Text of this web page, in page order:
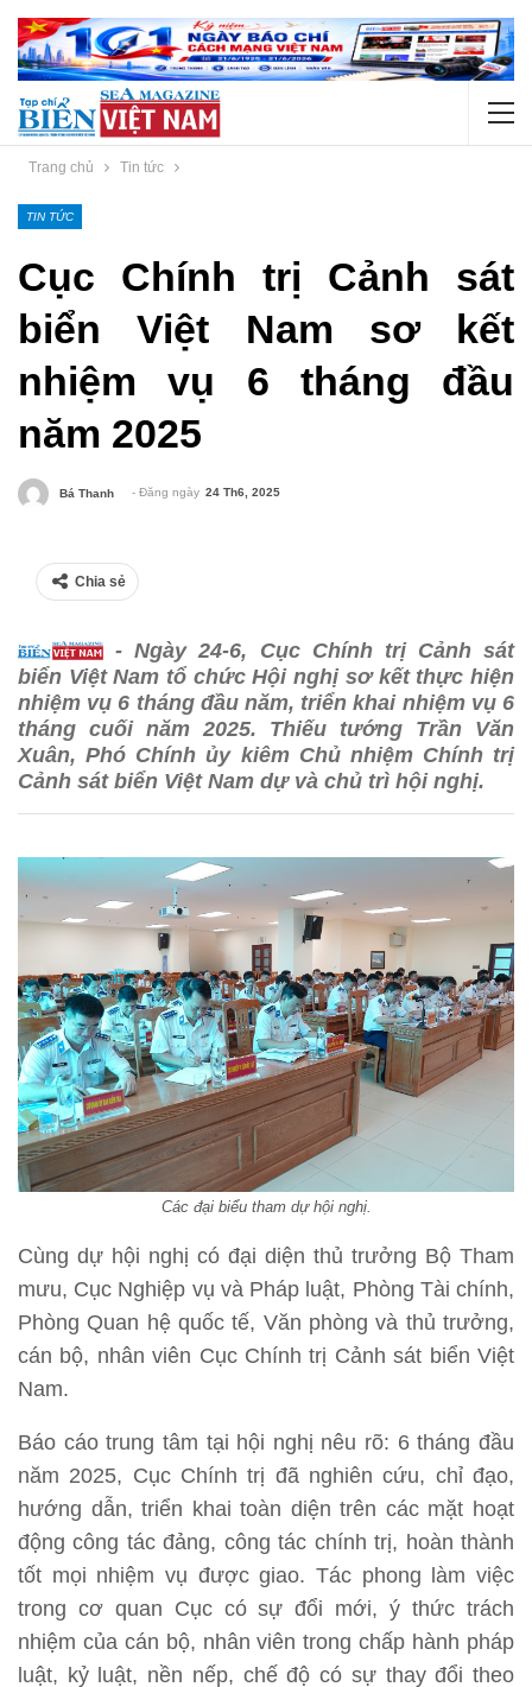
Trang chủ Tin tức
TIN TỨC
Cục Chính trị Cảnh sát
biển Việt Nam sơ kết
nhiệm vụ 6 tháng đầu
năm 2025
Bá Thanh - Đăng ngày 24 Th6, 2025
Chia sẻ
- Ngày 24-6, Cục Chính trị Cảnh sát
biển Việt Nam tổ chức Hội nghị sơ kết thực hiện
nhiệm vụ 6 tháng đầu năm, triển khai nhiệm vụ 6
tháng cuối năm 2025. Thiếu tướng Trần Văn
Xuân, Phó Chính ủy kiêm Chủ nhiệm Chính trị
Cảnh sát biển Việt Nam dự và chủ trì hội nghị.
Các đại biểu tham dự hội nghị.
Cùng dự hội nghị có đại diện thủ trưởng Bộ Tham
mưu, Cục Nghiệp vụ và Pháp luật, Phòng Tài chính,
Phòng Quan hệ quốc tế, Văn phòng và thủ trưởng,
cán bộ, nhân viên Cục Chính trị Cảnh sát biển Việt
Nam.
Báo cáo trung tâm tại hội nghị nêu rõ: 6 tháng đầu
năm 2025, Cục Chính trị đã nghiên cứu, chỉ đạo,
hướng dẫn, triển khai toàn diện trên các mặt hoạt
động công tác đảng, công tác chính trị, hoàn thành
tốt mọi nhiệm vụ được giao. Tác phong làm việc
trong cơ quan Cục có sự đổi mới, ý thức trách
nhiệm của cán bộ, nhân viên trong chấp hành pháp
luật, kỷ luật, nền nếp, chế độ có sự thay đổi theo